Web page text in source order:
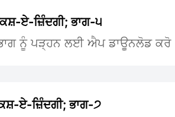
ਏ-ਜ਼ਿੰਦਗੀ; ਭਾਗ-੫
ਨੂੰ ਪੜ੍ਹਨ ਲਈ ਐਪ ਡਾਊਨਲੋਡ ਕਰੋ
ਏ-ਜ਼ਿੰਦਗੀ; ਭਾਗ-੭